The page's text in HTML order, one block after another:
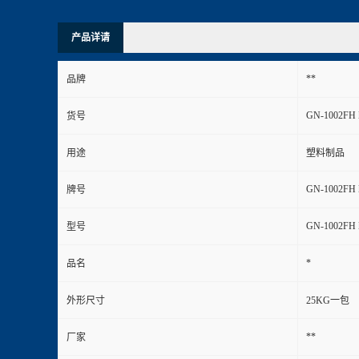
产品详请
品牌 **
货号 GN-1002FH
用途 塑料制品
牌号 GN-1002FH
型号 GN-1002FH
品名 *
外形尺寸 25KG一包
厂家 **